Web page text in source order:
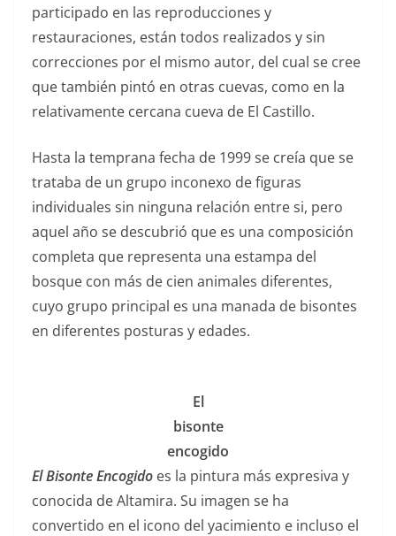
participado en las reproducciones y
restauraciones, están todos realizados y sin
correcciones por el mismo autor, del cual se cree
que también pintó en otras cuevas, como en la
relativamente cercana cueva de El Castillo.
Hasta la temprana fecha de 1999 se creía que se
trataba de un grupo inconexo de figuras
individuales sin ninguna relación entre si, pero
aquel año se descubrió que es una composición
completa que representa una estampa del
bosque con más de cien animales diferentes,
cuyo grupo principal es una manada de bisontes
en diferentes posturas y edades.
El
bisonte
encogido
El Bisonte Encogido es la pintura más expresiva y
conocida de Altamira. Su imagen se ha
convertido en el icono del yacimiento e incluso el